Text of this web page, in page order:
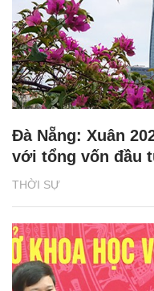
THỜI SỰ
Đà Nẵng: Xuân
với tổng vốn đầu